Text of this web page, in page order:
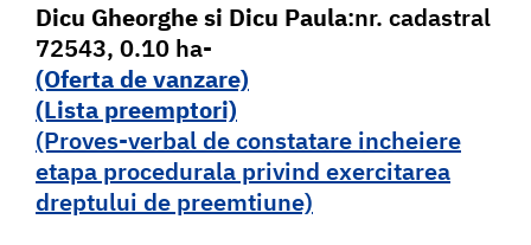
Dicu Gheorghe si Dicu Paula:nr. cadastral
72543, 0.10 ha-
(Oferta de vanzare)
(Lista preemptori)
(Proves-verbal de constatare incheiere
etapa procedurala privind exercitarea
dreptului de preemtiune)